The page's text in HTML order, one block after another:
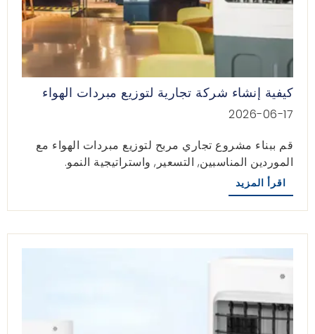
كيفية إنشاء شركة تجارية لتوزيع مبردات الهواء
2026-06-17
قم ببناء مشروع تجاري مربح لتوزيع مبردات الهواء مع
الموردين المناسبين, التسعير, واستراتيجية النمو.
اقرأ المزيد